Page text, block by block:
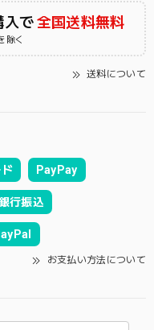
入で全国送料無料
除く
送料について
PayPay
行振込
お支払い方法について